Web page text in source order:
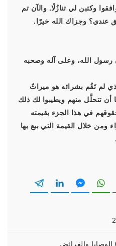
وكتبن لي تنازُلًا. والآن تم
عندي؟ وجزاك الله خيرًا.
رسول الله، وعلى آله وصحبه
لم تَقُم بشرائه هو ميراثٌ
أن تتحلَّل منهم ويطيبوا لك ذلك
في هذا الجزء بقيمته
ومن خلال القيمة التي بيع بها